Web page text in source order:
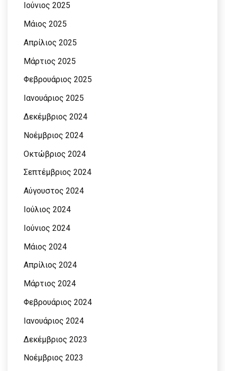
Ιούνιος 2025
Μάιος 2025
Απρίλιος 2025
Μάρτιος 2025
Φεβρουάριος 2025
Ιανουάριος 2025
Δεκέμβριος 2024
Νοέμβριος 2024
Οκτώβριος 2024
Σεπτέμβριος 2024
Αύγουστος 2024
Ιούλιος 2024
Ιούνιος 2024
Μάιος 2024
Απρίλιος 2024
Μάρτιος 2024
Φεβρουάριος 2024
Ιανουάριος 2024
Δεκέμβριος 2023
Νοέμβριος 2023